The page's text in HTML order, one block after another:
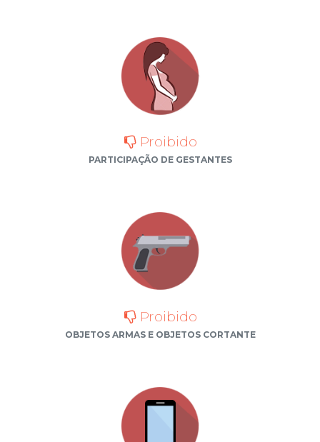
Proibido
PARTICIPAÇÃO DE GESTANTES
Proibido
OBJETOS ARMAS E OBJETOS CORTANTE